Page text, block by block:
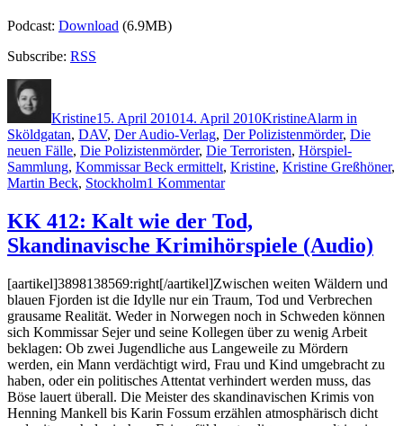
Podcast: Download (6.9MB)
Subscribe: RSS
Kristine15. April 201014. April 2010KristineAlarm in
Sköldgatan, DAV, Der Audio-Verlag, Der Polizistenmörder, Die
neuen Fälle, Die Polizistenmörder, Die Terroristen, Hörspiel-
Sammlung, Kommissar Beck ermittelt, Kristine, Kristine Greßhöner,
Martin Beck, Stockholm1 Kommentarzu
415:
Die
neuen
Kommissar
Beck
ermittelt
(Audio)
KK 412: Kalt wie der Tod,
Skandinavische Krimihörspiele (Audio)
[aartikel]3898138569:right[/aartikel]Zwischen weiten Wäldern und
blauen Fjorden ist die Idylle nur ein Traum, Tod und Verbrechen
grausame Realität. Weder in Norwegen noch in Schweden können
sich Kommissar Sejer und seine Kollegen über zu wenig Arbeit
beklagen: Ob zwei Jugendliche aus Langeweile zu Mördern
werden, ein Mann verdächtigt wird, Frau und Kind umgebracht zu
haben, oder ein politisches Attentat verhindert werden muss, das
Böse lauert überall. Die Meister des skandinavischen Krimis von
Henning Mankell bis Karin Fossum erzählen atmosphärisch dicht